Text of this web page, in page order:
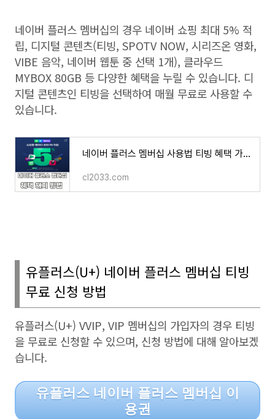
네이버 플러스 멤버십의 경우 네이버 쇼핑 최대 5% 적
립, 디지털 콘텐츠(티빙, SPOTV NOW, 시리즈온 영화,
VIBE 음악, 네이버 웹툰 중 선택 1개), 클라우드
MYBOX 80GB 등 다양한 혜택을 누릴 수 있습니다. 디
지털 콘텐츠인 티빙을 선택하여 매월 무료로 사용할 수
있습니다.
네이버 플러스 멤버십 사용법 티빙 혜택 가격 해지 환불 방법 후기
cl2033.com
유플러스(U+) 네이버 플러스 멤버십 티빙
무료 신청 방법
유플러스(U+) VVIP, VIP 멤버십의 가입자의 경우 티빙
을 무료로 신청할 수 있으며, 신청 방법에 대해 알아보겠
습니다.
유플러스 네이버 플러스 멤버십 이
용권